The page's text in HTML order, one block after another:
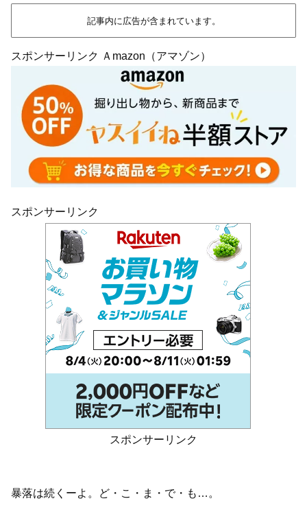
記事内に広告が含まれています。
スポンサーリンク Ａmazon（アマゾン）
スポンサーリンク
スポンサーリンク
暴落は続くーよ。ど・こ・ま・で・も…。